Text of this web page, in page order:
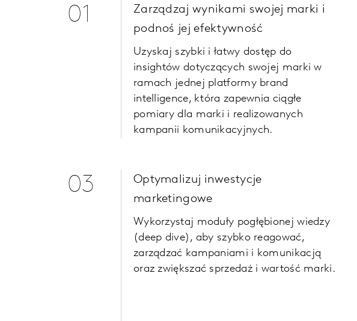
01
Zarządzaj wynikami swojej marki i
podnoś jej efektywność
Uzyskaj szybki i łatwy dostęp do
insightów dotyczących swojej marki w
ramach jednej platformy brand
intelligence, która zapewnia ciągłe
pomiary dla marki i realizowanych
kampanii komunikacyjnych.
03
Optymalizuj inwestycje
marketingowe
Wykorzystaj moduły pogłębionej wiedzy
(deep dive) , aby szybko reagować,
zarządzać kampaniami i komunikacją
oraz zwiększać sprzedaż i wartość marki.